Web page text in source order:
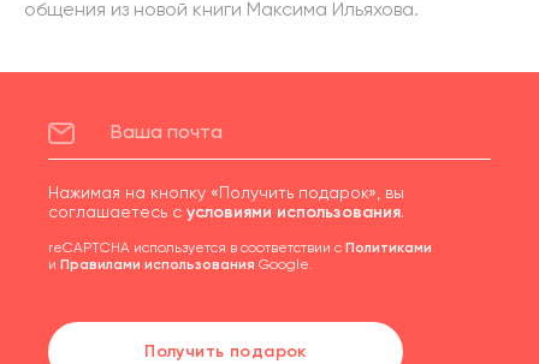
общения из новой книги Максима Ильяхова.
Нажимая на кнопку «Получить подарок», вы
соглашаетесь с условиями использования.
reCAPTCHA используется в соответствии с Политиками
и Правилами использования Google.
Получить подарок